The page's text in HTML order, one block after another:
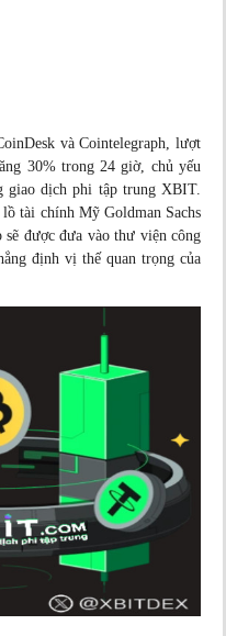
và Cointelegraph, lượt
30% trong 24 giờ, chủ yếu
giao dịch phi tập trung XBIT.
tài chính Mỹ Goldman Sachs
được đưa vào thư viện công
định vị thế quan trọng của